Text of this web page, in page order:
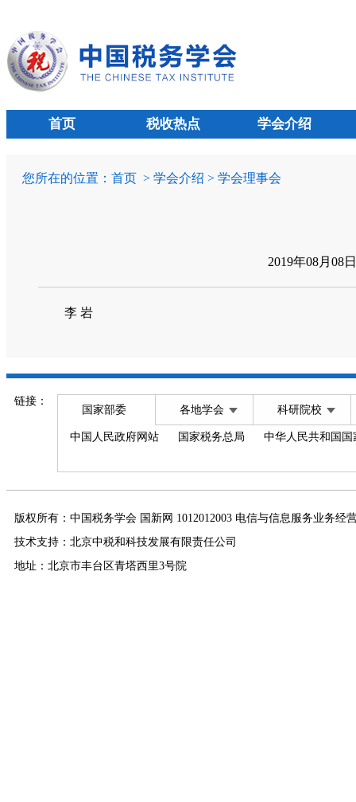
首页 税收热点 学会介绍
您所在的位置： 首页 > 学会介绍 > 学会理事会
2019年08月08
李 岩
链接：
国家部委 各地学会 科研院校
中国人民政府网站 国家税务总局 中华人民共和国
版权所有：中国税务学会 国新网 1012012003 电信与信息服务业务经
技术支持：北京中税和科技发展有限责任公司
地址：北京市丰台区青塔西里3号院